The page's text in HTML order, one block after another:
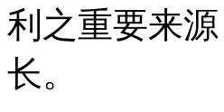
利之重要来
长。